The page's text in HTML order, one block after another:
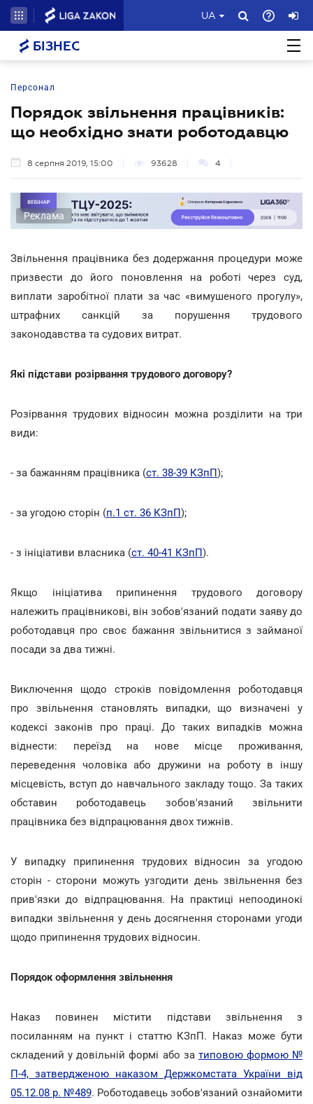
UA
БІЗНЕС
Персонал
Порядок звільнення працівників:
що необхідно знати роботодавцю
8 серпня 2019, 15:00 93628 4
Реклама
Звільнення працівника без додержання процедури може
призвести до його поновлення на роботі через суд,
виплати заробітної плати за час «вимушеного прогулу»,
штрафних санкцій за порушення трудового
законодавства та судових витрат.
Які підстави розірвання трудового договору?
Розірвання трудових відносин можна розділити на три
види:
- за бажанням працівника (ст. 38-39 КЗпП);
- за угодою сторін (п.1 ст. 36 КЗпП);
- з ініціативи власника (ст. 40-41 КЗпП).
Якщо ініціатива припинення трудового договору
належить працівникові, він зобов'язаний подати заяву до
роботодавця про своє бажання звільнитися з займаної
посади за два тижні.
Виключення щодо строків повідомлення роботодавця
про звільнення становлять випадки, що визначені у
кодексі законів про праці. До таких випадків можна
віднести: переїзд на нове місце проживання,
переведення чоловіка або дружини на роботу в іншу
місцевість, вступ до навчального закладу тощо. За таких
обставин роботодавець зобов'язаний звільнити
працівника без відпрацювання двох тижнів.
У випадку припинення трудових відносин за угодою
сторін - сторони можуть узгодити день звільнення без
прив'язки до відпрацювання. На практиці непоодинокі
випадки звільнення у день досягнення сторонами угоди
щодо припинення трудових відносин.
Порядок оформлення звільнення
Наказ повинен містити підстави звільнення з
посиланням на пункт і статтю КЗпП. Наказ може бути
складений у довільній формі або за типовою формою №
П-4, затвердженою наказом Держкомстата України від
05.12.08 р. №489. Роботодавець зобов'язаний ознайомити